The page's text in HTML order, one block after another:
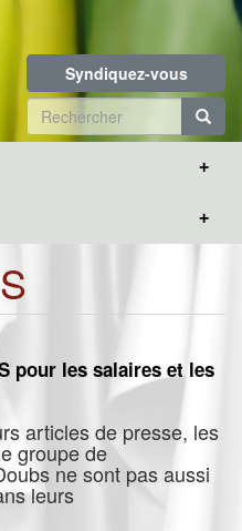
Syndiquez-vous
Formulaire
de
pour les salaires et les
articles de presse, les
groupe de
ne sont pas aussi
leurs